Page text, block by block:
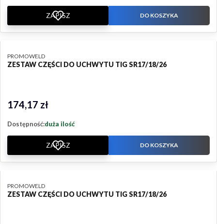
ZAPISZ DO KOSZYKA
ZESTAW CZĘŚCI DO UCHWYTU TIG SR17/18/26
PRODUCENT
PROMOWELD
Cena
174,17 zł
Dostępność:duża ilość
ZAPISZ DO KOSZYKA
ZESTAW CZĘŚCI DO UCHWYTU TIG SR17/18/26
PRODUCENT
PROMOWELD